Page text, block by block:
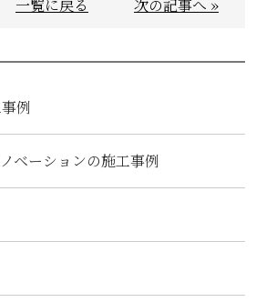
一覧に戻る 次の記事へ »
例
ベーションの施工事例